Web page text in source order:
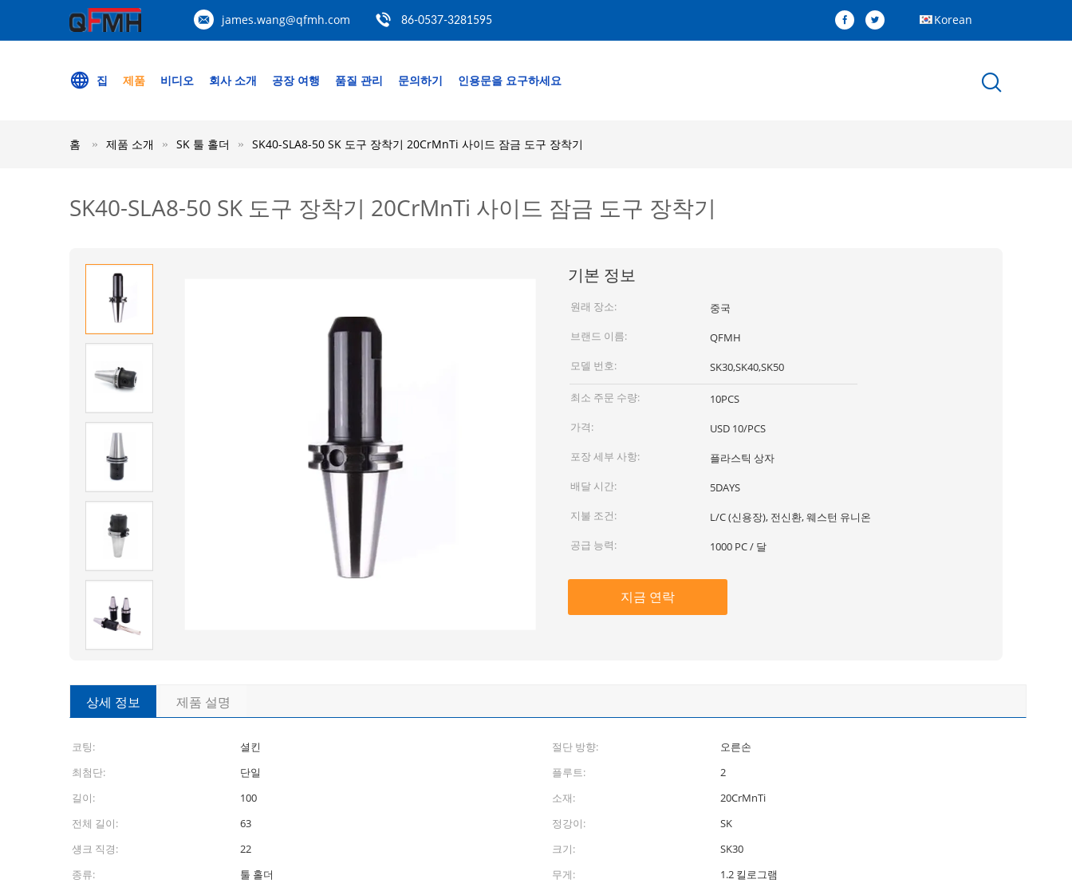
james.wang@qfmh.com 86-0537-3281595 Korean
집 제품 비디오 회사 소개 공장 여행 품질 관리 문의하기 인용문을 요구하세요
홈 제품 소개 SK 툴 홀더 SK40-SLA8-50 SK 도구 장착기 20CrMnTi 사이드 잠금 도구 장착기
SK40-SLA8-50 SK 도구 장착기 20CrMnTi 사이드 잠금 도구 장착기
기본 정보
원래 장소:
중국
브랜드 이름:
QFMH
모델 번호:
SK30,SK40,SK50
최소 주문 수량:
10PCS
가격:
USD 10/PCS
포장 세부 사항:
플라스틱 상자
배달 시간:
5DAYS
지불 조건:
L/C (신용장), 전신환, 웨스턴 유니온
공급 능력:
1000 PC / 달
지금 연락
상세 정보 제품 설명
코팅: 셜킨 절단 방향:
오른손
최첨단:
단일 플루트:
2
길이:
100 소재:
20CrMnTi
전체 길이:
63 정강이:
SK
섕크 직경:
22 크기:
SK30
종류:
툴 홀더 무게:
1.2 킬로그램